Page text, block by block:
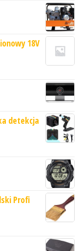
18V
detekcja
Profi